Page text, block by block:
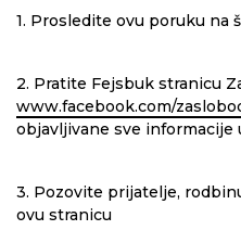
1. Prosledite ovu poruku na
2. Pratite Fejsbuk stranicu
www.facebook.com/
objavljivane sve informacije
3. Pozovite prijatelje,
ovu stranicu